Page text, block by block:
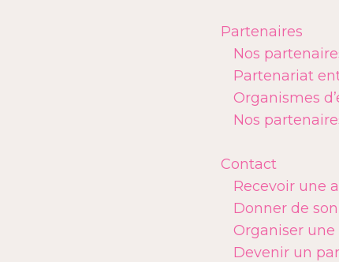
Partenaires
Nos
Partenariat
Organismes
Nos
Contact
Recevoir une
Donner de
Organiser une
Devenir un